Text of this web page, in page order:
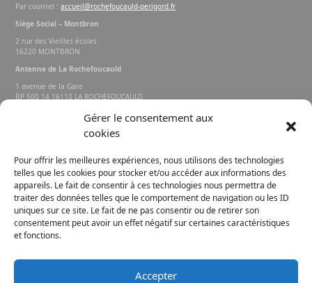
Gérer le consentement aux
cookies
Pour offrir les meilleures expériences, nous utilisons des technologies
telles que les cookies pour stocker et/ou accéder aux informations des
appareils. Le fait de consentir à ces technologies nous permettra de
traiter des données telles que le comportement de navigation ou les ID
uniques sur ce site. Le fait de ne pas consentir ou de retirer son
consentement peut avoir un effet négatif sur certaines caractéristiques
et fonctions.
Accepter
Par courriel :accueil@rochefoucauld-perigord.fr
Siège Social – Montbron
2 rue des Vieilles écoles
16220 MONTBRON
Antenne de La Rochefoucauld
1 avenue de la Gare
BP 500 14 16110 LA ROCHEFOUCAULD